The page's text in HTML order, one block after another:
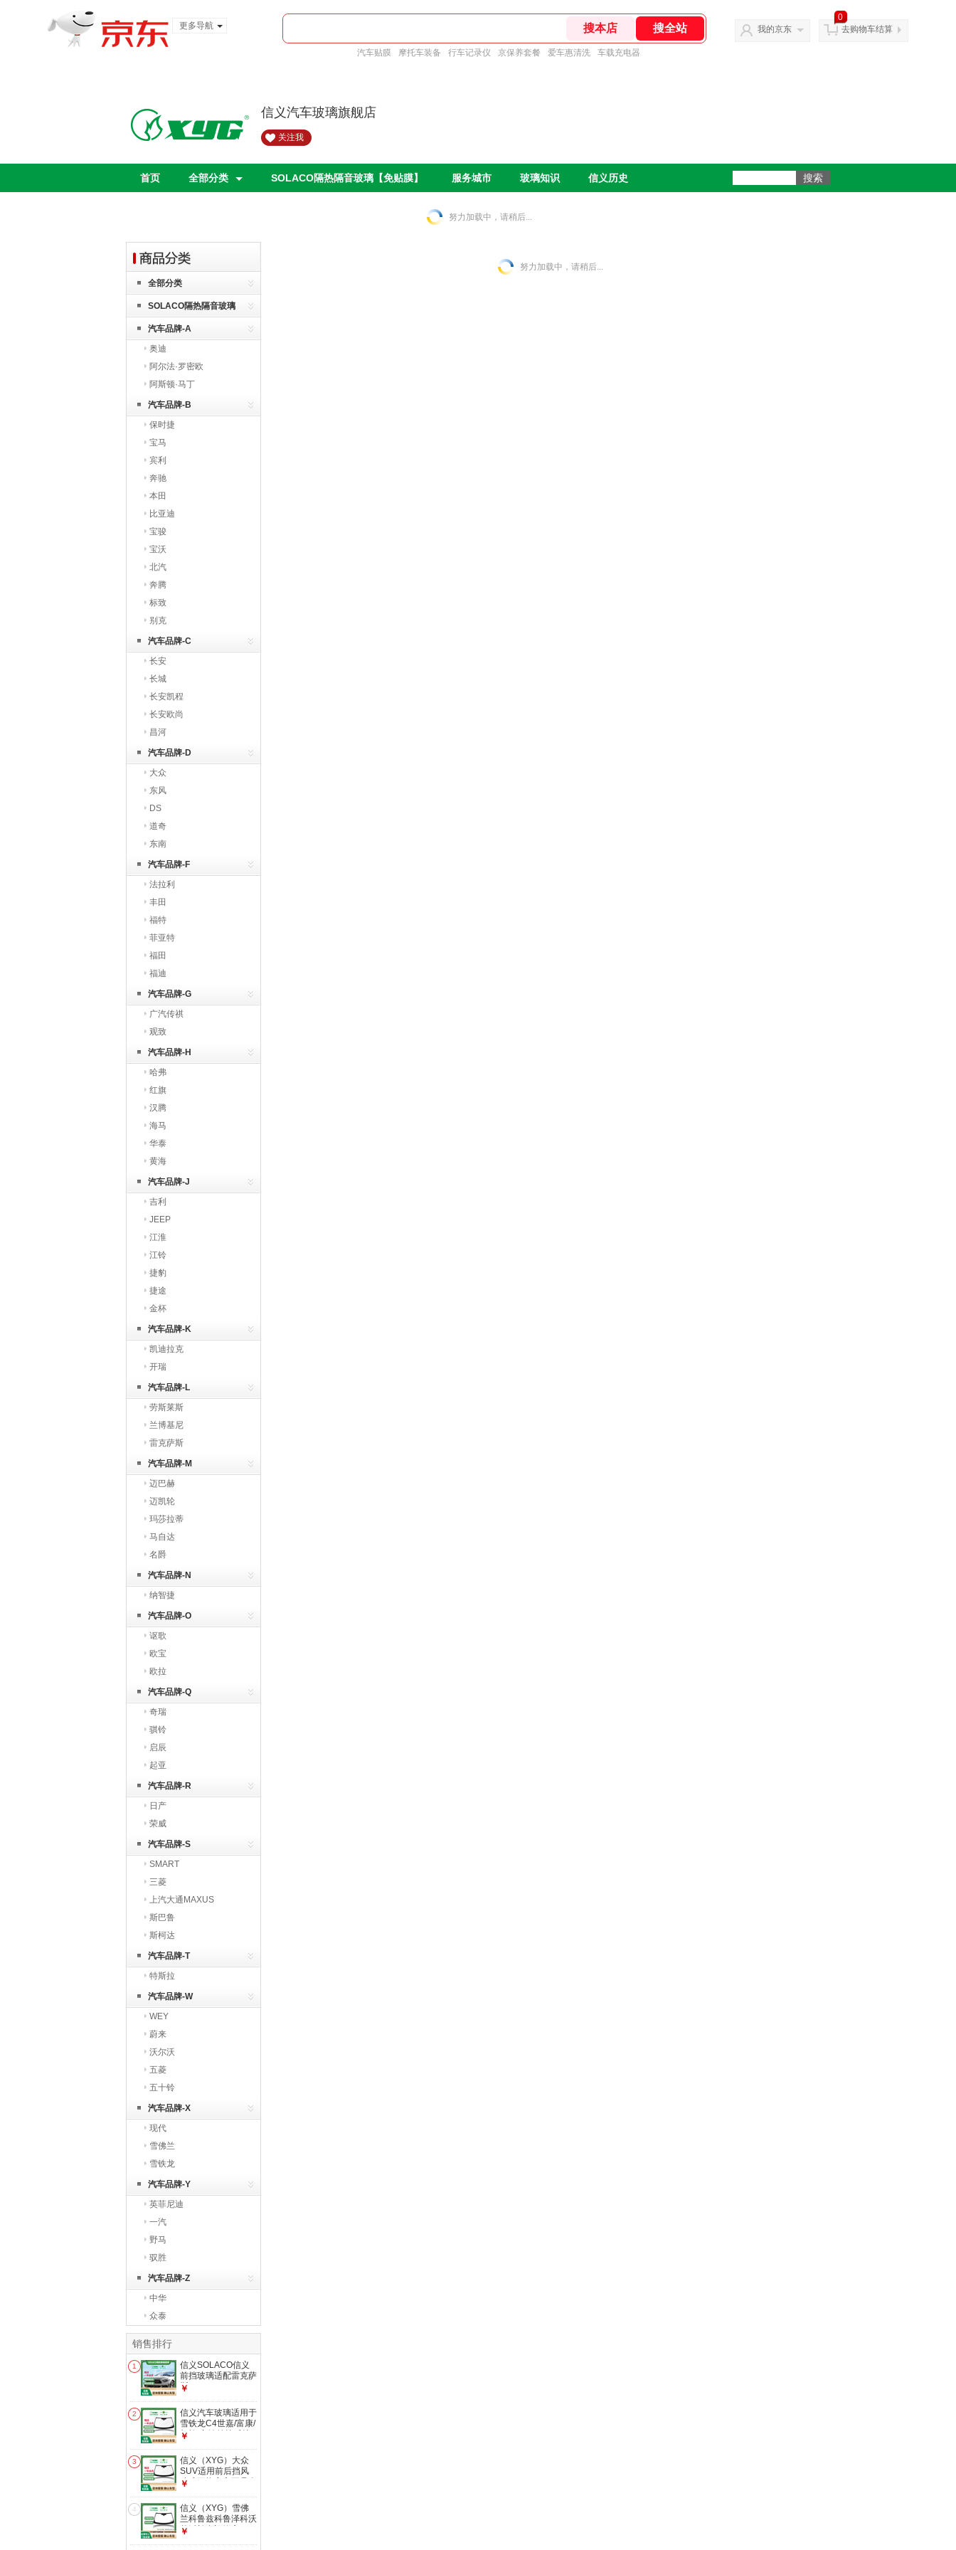
更多导航
汽车贴膜 摩托车装备 行车记录仪 京保养套餐 爱车惠清洗 车载充电器
我的京东
0
去购物车结算
信义汽车玻璃旗舰店
关注我
首页 全部分类 SOLACO隔热隔音玻璃【免贴膜】 服务城市 玻璃知识 信义历史
努力加载中，请稍后...
全部分类
SOLACO隔热隔音玻璃
【免贴膜】
汽车品牌-A
奥迪
阿尔法·罗密欧
阿斯顿·马丁
汽车品牌-B
保时捷
宝马
宾利
奔驰
本田
比亚迪
宝骏
宝沃
北汽
奔腾
标致
别克
汽车品牌-C
长安
长城
长安凯程
长安欧尚
昌河
汽车品牌-D
大众
东风
DS
道奇
东南
汽车品牌-F
法拉利
丰田
福特
菲亚特
福田
福迪
汽车品牌-G
广汽传祺
观致
汽车品牌-H
哈弗
红旗
汉腾
海马
华泰
黄海
汽车品牌-J
吉利
JEEP
江淮
江铃
捷豹
捷途
金杯
汽车品牌-K
凯迪拉克
开瑞
汽车品牌-L
劳斯莱斯
兰博基尼
雷克萨斯
汽车品牌-M
迈巴赫
迈凯轮
玛莎拉蒂
马自达
名爵
汽车品牌-N
纳智捷
汽车品牌-O
讴歌
欧宝
欧拉
汽车品牌-Q
奇瑞
骐铃
启辰
起亚
汽车品牌-R
日产
荣威
汽车品牌-S
SMART
三菱
上汽大通MAXUS
斯巴鲁
斯柯达
汽车品牌-T
特斯拉
汽车品牌-W
WEY
蔚来
沃尔沃
五菱
五十铃
汽车品牌-X
现代
雪佛兰
雪铁龙
汽车品牌-Y
英菲尼迪
一汽
野马
驭胜
汽车品牌-Z
中华
众泰
销售排行
1
信义SOLACO信义
前挡玻璃适配雷克萨
斯CT200H/ES
换 ES系2013-2015
款 前挡玻璃安装
￥
2
信义汽车玻璃适用于
雪铁龙C4世嘉/富康/
凯旋/塞纳前挡后挡
前挡玻璃安装
￥
3
信义（XYG）大众
SUV适用前后挡风
玻璃更换官方正品全
前挡
￥
4
信义（XYG）雪佛
兰科鲁兹科鲁泽科沃
兹沃兰多迈锐宝XL
￥
努力加载中，请稍后...